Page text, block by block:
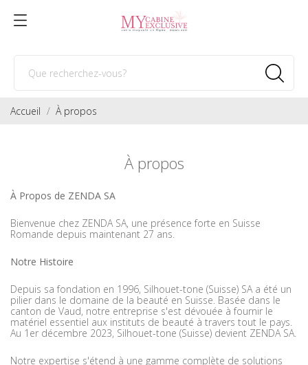
Accueil À propos
À propos
À Propos de ZENDA SA
Bienvenue chez ZENDA SA, une présence forte en Suisse
Romande depuis maintenant 27 ans.
Notre Histoire
Depuis sa fondation en 1996, Silhouet-tone (Suisse) SA a été un
pilier dans le domaine de la beauté en Suisse. Basée dans le
canton de Vaud, notre entreprise s'est dévouée à fournir le
matériel essentiel aux instituts de beauté à travers tout le pays.
Au 1er décembre 2023, Silhouet-tone (Suisse) devient ZENDA SA.
Notre expertise s'étend à une gamme complète de solutions